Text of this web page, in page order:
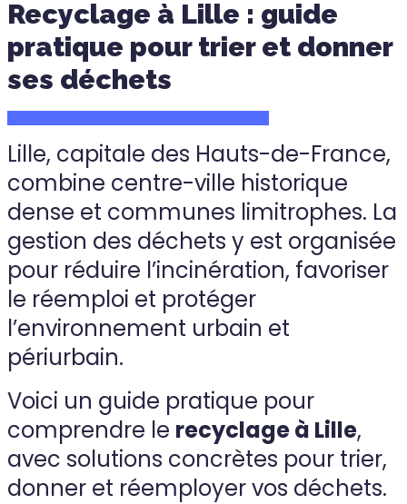
Recyclage à Lille : guide
pratique pour trier et donner
ses déchets
Lille, capitale des Hauts-de-France,
combine centre-ville historique
dense et communes limitrophes. La
gestion des déchets y est organisée
pour réduire l’incinération, favoriser
le réemploi et protéger
l’environnement urbain et
périurbain.
Voici un guide pratique pour
comprendre le recyclage à Lille,
avec solutions concrètes pour trier,
donner et réemployer vos déchets.